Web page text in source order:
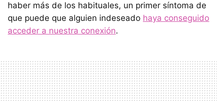
haber más de los habituales, un primer síntoma de
que puede que alguien indeseado haya conseguido
acceder a nuestra conexión.